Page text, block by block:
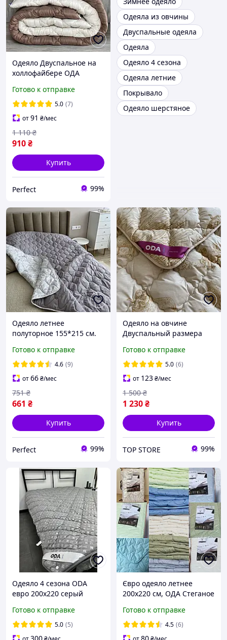
Одеяло Двуспальное на
холлофайбере ОДА
Стеганное зимнее одеяло
ODA высокого качества
Готово к отправке
5.0 (7)
от91 ₴/мес
910₴
1 110 ₴
Купить
Perfect 99%
Одеяла из овчины
Двуспальные одеяла
Одеяла
Одеяло 4 сезона
Одеяла летние
Покрывало
Одеяло шерстяное
Одеяло летнее
полуторное 155*215 см.
Качественное стеганое
летнее одеяло Ода
Готово к отправке
4.6 (9)
от66₴/мес
661 ₴
751 ₴
Купить
Perfect 99%
Одеяло на овчине
Двуспальный размера
теплое зимнее одеяло
ODA
Готово к отправке
5.0 (6)
от 123₴/мес
1 230₴
1 500 ₴
Купить
TOP STORE 99%
Одеяло 4 сезона ODA
евро 200x220 серый
Готово к отправке
5.0 (5)
Євро одеяло летнее
200х220 см, ОДА Стеганое
наполнитель хлопок
(Хлопкопон)
Готово к отправке
4.5 (6)